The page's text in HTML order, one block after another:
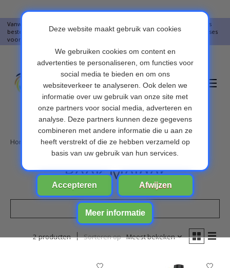
Vanwege vakantie worden er op moment geen pakketjes verstuurd. Alles
bestellingen vanaf 09-07-2026 word op 10-08-2026 verzonden. Onze excuses
voor het ongemak. Bedankt voor u begrip.
Verlanglijst
Home OBD scanners / Rook Melder
Rook Melder
Filters weergeven
2 producten Sorteren op Meest bekeken